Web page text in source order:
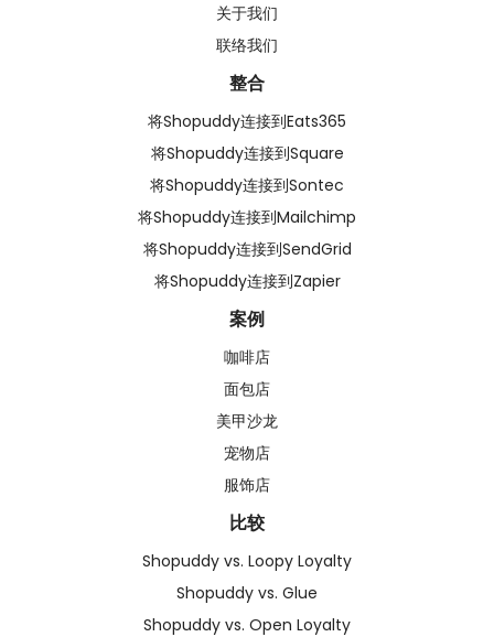
关于我们
联络我们
整合
将Shopuddy连接到Eats365
将Shopuddy连接到Square
将Shopuddy连接到Sontec
将Shopuddy连接到Mailchimp
将Shopuddy连接到SendGrid
将Shopuddy连接到Zapier
案例
咖啡店
面包店
美甲沙龙
宠物店
服饰店
比较
Shopuddy vs. Loopy Loyalty
Shopuddy vs. Glue
Shopuddy vs. Open Loyalty